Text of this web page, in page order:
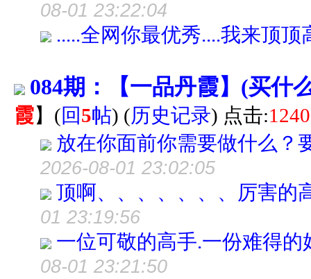
08-01 23:22:04
.....全网你最优秀....我来顶顶
084期：【一品丹霞】(买什
霞】 (回5帖) (历史记录) 点击:
放在你面前你需要做什么？
2026-08-01 23:02:05
顶啊、、、、、、、厉害的
01 23:19:56
一位可敬的高手.一份难得
08-01 23:21:50